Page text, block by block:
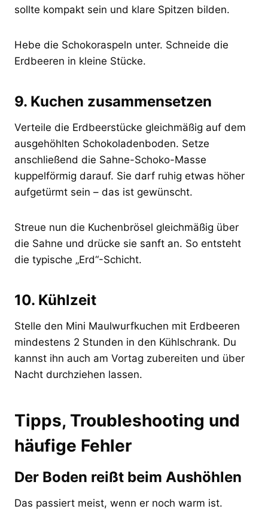
sollte kompakt sein und klare Spitzen bilden.
Hebe die Schokoraspeln unter. Schneide die
Erdbeeren in kleine Stücke.
9. Kuchen zusammensetzen
Verteile die Erdbeerstücke gleichmäßig auf dem
ausgehöhlten Schokoladenboden. Setze
anschließend die Sahne-Schoko-Masse
kuppelförmig darauf. Sie darf ruhig etwas höher
aufgetürmt sein – das ist gewünscht.
Streue nun die Kuchenbrösel gleichmäßig über
die Sahne und drücke sie sanft an. So entsteht
die typische „Erd“-Schicht.
10. Kühlzeit
Stelle den Mini Maulwurfkuchen mit Erdbeeren
mindestens 2 Stunden in den Kühlschrank. Du
kannst ihn auch am Vortag zubereiten und über
Nacht durchziehen lassen.
Tipps, Troubleshooting und
häufige Fehler
Der Boden reißt beim Aushöhlen
Das passiert meist, wenn er noch warm ist.